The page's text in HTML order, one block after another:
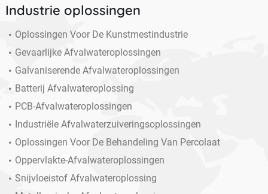
Industrie oplossingen
Oplossingen Voor De Kunstmestindustrie
Gevaarlijke Afvalwateroplossingen
Galvaniserende Afvalwateroplossingen
Batterij Afvalwateroplossing
PCB-Afvalwateroplossingen
Industriële Afvalwaterzuiveringsoplossingen
Oplossingen Voor De Behandeling Van Percolaat
Oppervlakte-Afvalwateroplossingen
Snijvloeistof Afvalwateroplossing